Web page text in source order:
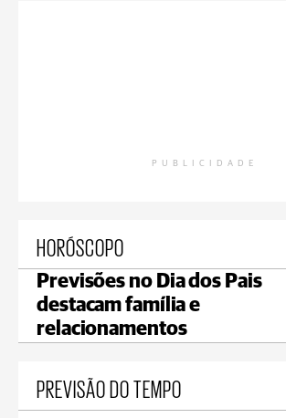
PUBLICIDADE
HORÓSCOPO
Previsões no Dia dos Pais
destacam família e
relacionamentos
PREVISÃO DO TEMPO